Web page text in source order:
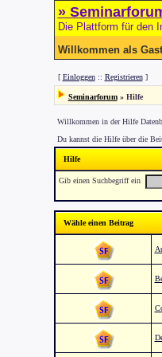
»
Die Plattform für den
Willkommen als Gast
[ Einloggen:: Registrieren]
Seminarforum» Hilfe
Willkommen in der Hilfe
Du kannst die Hilfe über die
Hilfe
Gib einen Suchbegriff ein
Wähle einen Beitrag